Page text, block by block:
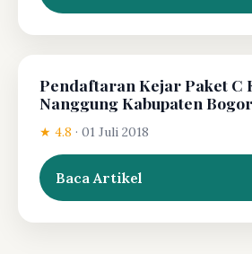
Pendaftaran Kejar Paket C
Nanggung Kabupaten Bogor
★ 4.8 · 01 Juli 2018
Baca Artikel